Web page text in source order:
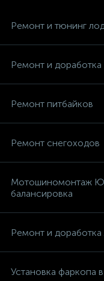
Ремонт и тюнинг
Ремонт и доработка
Ремонт питбайков
Ремонт снегоходов
Мотошиномонтаж
балансировка
Ремонт и
Установка фаркопа